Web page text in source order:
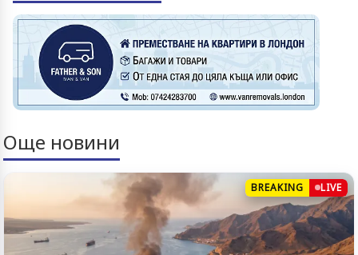
Още новини
BREAKING LIVE